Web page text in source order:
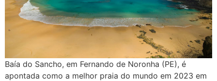
Baía do Sancho, em Fernando de Noronha (PE), é
apontada como a melhor praia do mundo em 2023 em